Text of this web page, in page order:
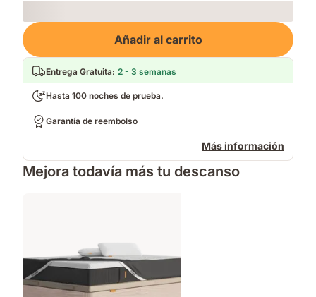
Loading
Añadir al carrito
Entrega Gratuita: 2 - 3 semanas
Hasta 100 noches de prueba.
Garantía de reembolso
Más información
Mejora todavía más tu descanso